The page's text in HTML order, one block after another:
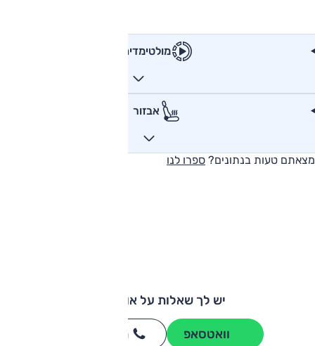
מולטימדיה
אבזור
מצאתם טעות בנתונים? ספרו לנו
יש לך שאלות על אודי A3?
וואטסאפ חייגו